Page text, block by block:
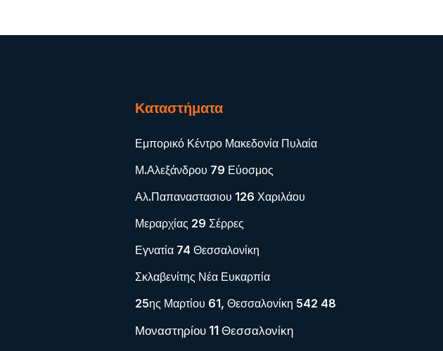
Καταστήματα
Εμπορικό Κέντρο Μακεδονία Πυλαία
Μ.Αλεξάνδρου 79 Εύοσμος
Αλ.Παπαναστασιου 126 Χαριλάου
Μεραρχίας 29 Σέρρες
Εγνατία 74 Θεσσαλονίκη
Σκλαβενίτης Νέα Ευκαρπία
25ης Μαρτίου 61, Θεσσαλονίκη 542 48
Μοναστηρίου 11 Θεσσαλονίκη